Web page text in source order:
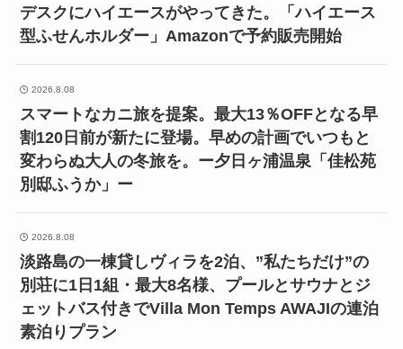
デスクにハイエースがやってきた。「ハイエース
型ふせんホルダー」Amazonで予約販売開始
2026.8.08
スマートなカニ旅を提案。最大13％OFFとなる早
割120日前が新たに登場。早めの計画でいつもと
変わらぬ大人の冬旅を。ー夕日ヶ浦温泉「佳松苑
別邸ふうか」ー
2026.8.08
淡路島の一棟貸しヴィラを2泊、”私たちだけ”の
別荘に1日1組・最大8名様、プールとサウナとジ
ェットバス付きでVilla Mon Temps AWAJIの連泊
素泊りプラン